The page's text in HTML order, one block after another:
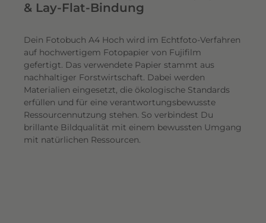
& Lay-Flat-Bindung
Dein Fotobuch A4 Hoch wird im Echtfoto-Verfahren
auf hochwertigem Fotopapier von Fujifilm
gefertigt. Das verwendete Papier stammt aus
nachhaltiger Forstwirtschaft. Dabei werden
Materialien eingesetzt, die ökologische Standards
erfüllen und für eine verantwortungsbewusste
Ressourcennutzung stehen. So verbindest Du
brillante Bildqualität mit einem bewussten Umgang
mit natürlichen Ressourcen.